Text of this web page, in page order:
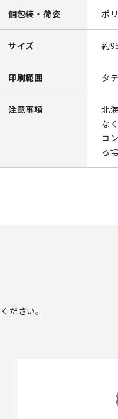
個包装・荷姿 ポ
サイズ 約
印刷範囲 タ
注意事項
北
な
コ
る
ださい。